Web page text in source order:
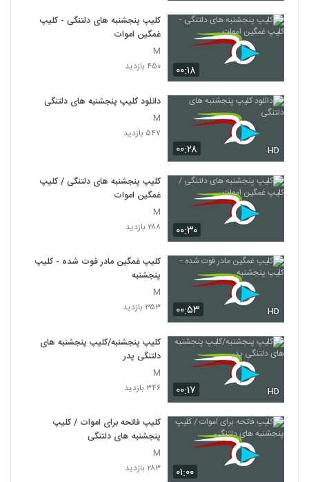
۰۰:۱۸
کلیپ پنجشنبه های دلتنگی - کلیپ
غمگین اموات
M
۴۵۰ بازدید
۰۰:۲۸ HD
دانلود کلیپ پنجشنبه های دلتنگی
M
۵۴۷ بازدید
۰۰:۳۰
کلیپ پنجشنبه های دلتنگی / کلیپ
غمگین اموات
M
۲۸۸ بازدید
۰۰:۵۳ HD
کلیپ غمگین مادر فوت شده - کلیپ
پنجشنبه
M
۳۵۳ بازدید
۰۰:۱۷ HD
کلیپ پنجشنبه/کلیپ پنجشنبه های
دلتنگی پدر
M
۳۴۶ بازدید
۰۱:۰۰
کلیپ فاتحه برای اموات / کلیپ
پنجشنبه های دلتنگی
M
۲۸۳ بازدید